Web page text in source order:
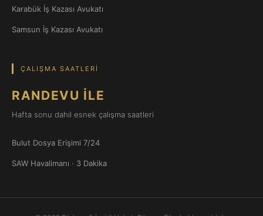
Karabük İş Kazası Avukatı
Samsun İş Kazası Avukatı
ÇALIŞMA SAATLERI
RANDEVU İLE
Hafta sonu dahil esnek çalışma saatleri
Bulut Dosya Erişimi 7/24
SAW Havalimanı · 3 Dakika